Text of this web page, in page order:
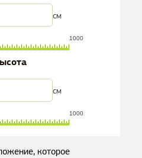
см
1000
см
1000
которое